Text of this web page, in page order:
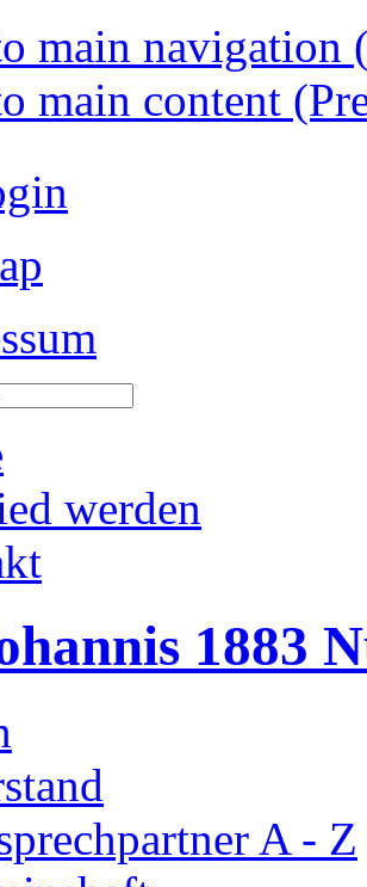
main navigation
main content
werden
1883
A - Z